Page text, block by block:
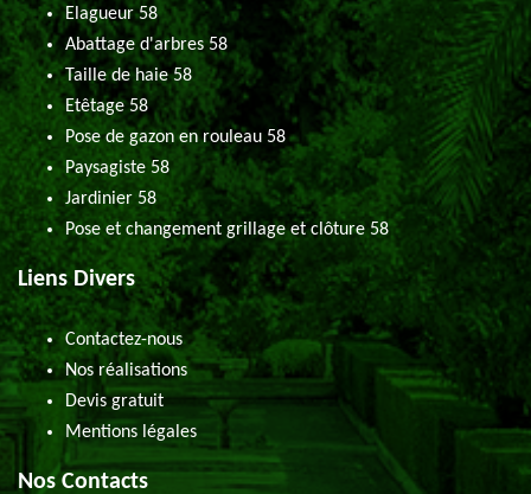
Elagueur 58
Abattage d'arbres 58
Taille de haie 58
Etêtage 58
Pose de gazon en rouleau 58
Paysagiste 58
Jardinier 58
Pose et changement grillage et clôture 58
Liens Divers
Contactez-nous
Nos réalisations
Devis gratuit
Mentions légales
Nos Contacts